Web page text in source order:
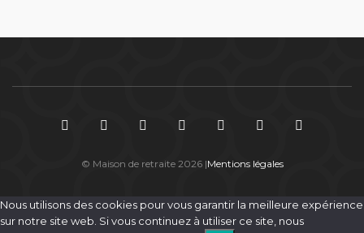
© Maison de retraite 2026 |Mentions légales
Nous utilisons des cookies pour vous garantir la meilleure expérience
sur notre site web. Si vous continuez à utiliser ce site, nous